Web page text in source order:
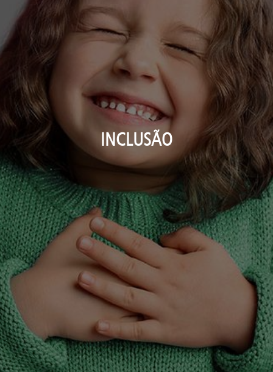
INCLUSÃO